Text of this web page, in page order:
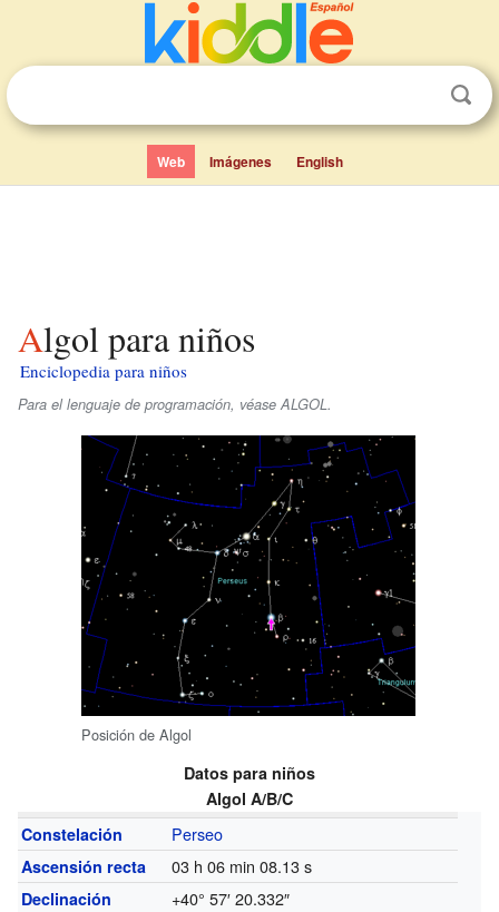
Web Imágenes English
Algol para niños
Enciclopedia para niños
Para el lenguaje de programación, véase ALGOL.
Posición de Algol
Datos para niños
Algol A/B/C
Constelación
Perseo
Ascensión recta 03 h 06 min 08.13 s
Declinación +40° 57′ 20.332″